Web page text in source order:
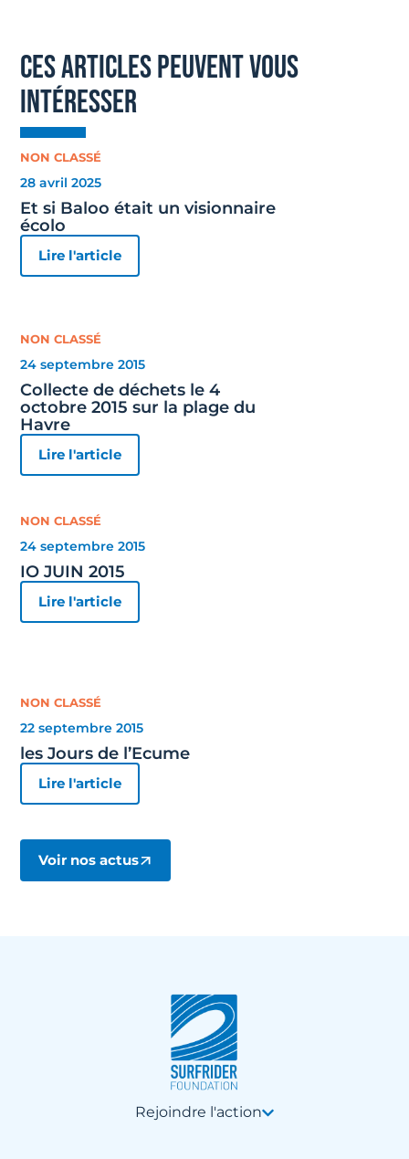
ces articles peuvent vous
intéresser
NON CLASSÉ
28 avril 2025
Et si Baloo était un visionnaire
écolo
Lire l'article
NON CLASSÉ
24 septembre 2015
Collecte de déchets le 4
octobre 2015 sur la plage du
Havre
Lire l'article
NON CLASSÉ
24 septembre 2015
IO JUIN 2015
Lire l'article
NON CLASSÉ
22 septembre 2015
les Jours de l’Ecume
Lire l'article
Voir nos actus
Rejoindre l'action